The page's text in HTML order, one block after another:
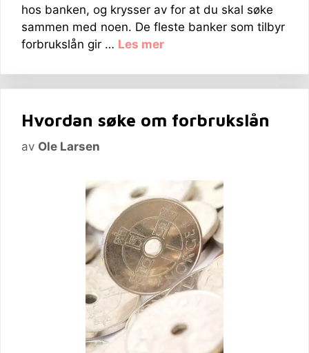
hos banken, og krysser av for at du skal søke
sammen med noen. De fleste banker som tilbyr
forbrukslån gir … Les mer
Hvordan søke om forbrukslån
av Ole Larsen